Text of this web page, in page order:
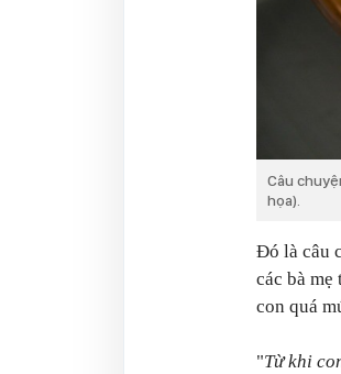
Câu
họa).
Đó là câu
các bà
con quá
"Từ khi